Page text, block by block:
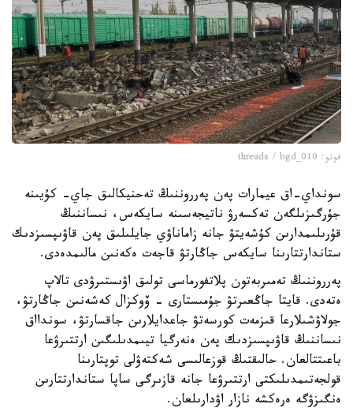
فوتو: threads / bgd_010
سونداي-اق عيمارات پەن پەرروننىڭ تەحنيكالىق جاي- كۇيىنە
جۇرگىزىلگەن تەكسەرۋ ناتيجەسىنە سايكەس، نىساننىڭ
قۇرىلىمدارىن كۇشەيتۋ جانە زاماناۋي جايلىلىق پەن قاۋىپسىزدىك
ستاندارتتارىنا سايكەس جاڭارتۋ قاجەت ەكەنىن مالىمدەدى.
پەرروننىڭ تەمىربەتون پلاتفورماسى تولىق اۋىستىرۋدى تالاپ
ەتەدى. قايتا جاڭعىرتۋ جۇمىستارى - ۆوكزال كەشەنىن جاڭارتۋ،
جولاۋشىلارعا قىزمەت كورسەتۋ جاعدايلارىن جاقسارتۋ، سوندااق
نىساننىڭ قاۋىپسىزدىك پەن ەنەرگيا تيىمدىلىگىن ارتتىرۋعا
باعىتتالعان. حالىقتىڭ قوزعالىسى شەكتەۋلى توپتارىنا
قولجەتىمدىلىكتى ارتتىرۋعا جانە قازىرگى ساپا ستاندارتتارىن
ەنگىزۋگە ەرەكشە نازار اۋدارىلعان.